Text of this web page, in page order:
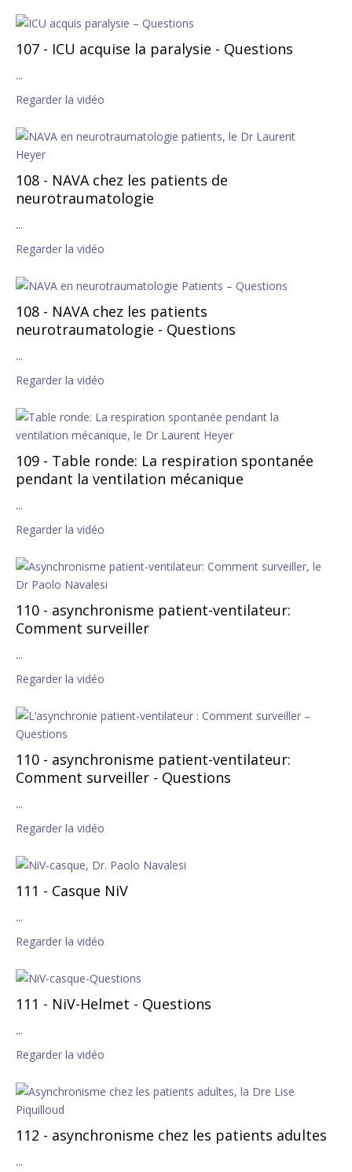
107 - ICU acquise la paralysie - Questions
...
Regarder la vidéo
108 - NAVA chez les patients de
neurotraumatologie
...
Regarder la vidéo
108 - NAVA chez les patients
neurotraumatologie - Questions
...
Regarder la vidéo
109 - Table ronde: La respiration spontanée
pendant la ventilation mécanique
...
Regarder la vidéo
110 - asynchronisme patient-ventilateur:
Comment surveiller
...
Regarder la vidéo
110 - asynchronisme patient-ventilateur:
Comment surveiller - Questions
...
Regarder la vidéo
111 - Casque NiV
...
Regarder la vidéo
111 - NiV-Helmet - Questions
...
Regarder la vidéo
112 - asynchronisme chez les patients adultes
...